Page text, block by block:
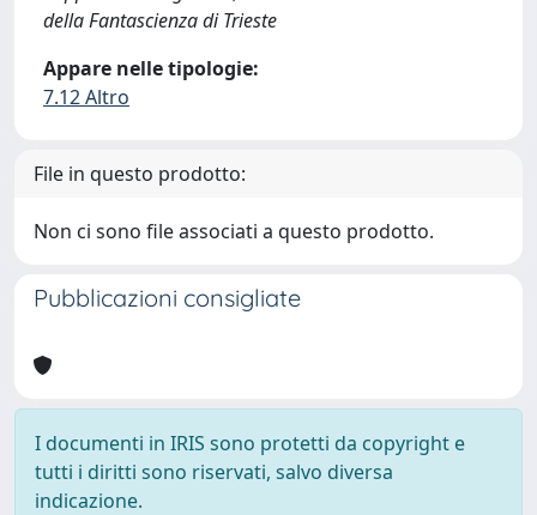
della Fantascienza di Trieste
Appare nelle tipologie:
7.12 Altro
File in questo prodotto:
Non ci sono file associati a questo prodotto.
Pubblicazioni consigliate
I documenti in IRIS sono protetti da copyright e
tutti i diritti sono riservati, salvo diversa
indicazione.